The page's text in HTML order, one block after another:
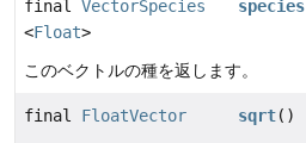
final VectorSpecies
<Float>
species
このベクトルの種を返します。
final FloatVector sqrt()